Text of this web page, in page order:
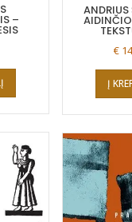
–
ANDRIUS
€
Į